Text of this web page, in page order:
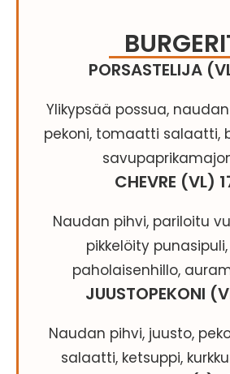
PORSASTELIJA
Ylikypsää possua,
pekoni, tomaatti salaatti,
CHEVRE (VL)
Naudan pihvi, pariloitu
pikkelöity
paholaisenhillo,
JUUSTOPEKONI
Naudan pihvi, juusto,
salaatti, ketsuppi,